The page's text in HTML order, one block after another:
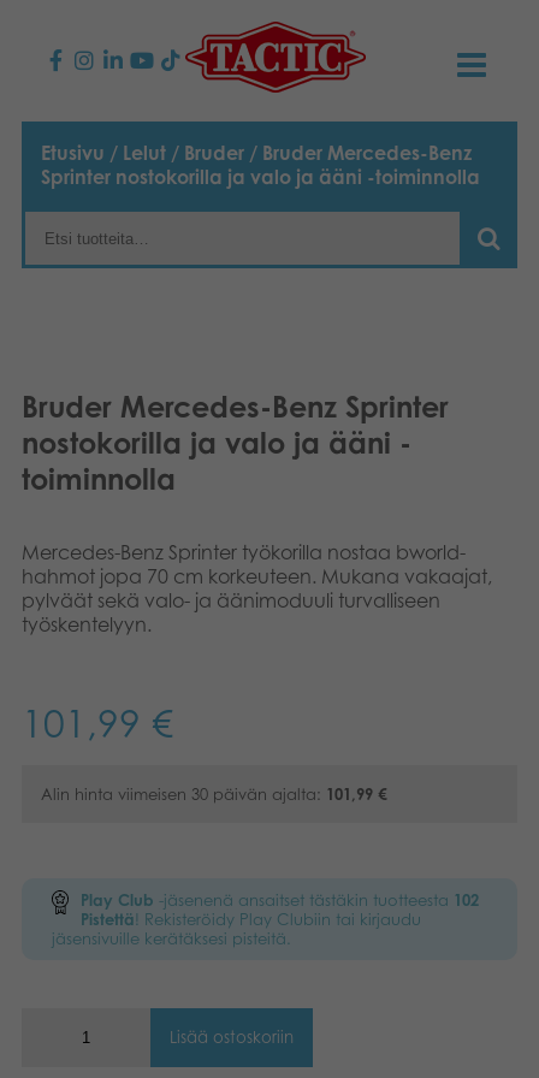
KAUPPA
Lasten pelit
Palapelit
Kirjat
Arkistoidut tuotteet
AJANKOHTAISTA
TACTIC
TarinaReklamaatiot
Sivustot
OSTOSKORI
0
Suomi
Dansk
Svenska
Etusivu / Lelut / Bruder / Bruder Mercedes-Benz
Sprinter nostokorilla ja valo ja ääni -toiminnolla
Bruder Mercedes-Benz Sprinter
nostokorilla ja valo ja ääni -
toiminnolla
Mercedes-Benz Sprinter työkorilla nostaa bworld-
hahmot jopa 70 cm korkeuteen. Mukana vakaajat,
pylväät sekä valo- ja äänimoduuli turvalliseen
työskentelyyn.
101,99 €
Alin hinta viimeisen 30 päivän ajalta: 101,99 €
Play Club -jäsenenä ansaitset tästäkin tuotteesta 102
Pistettä! Rekisteröidy Play Clubiin tai kirjaudu
jäsensivuille kerätäksesi pisteitä.
Lisää ostoskoriin